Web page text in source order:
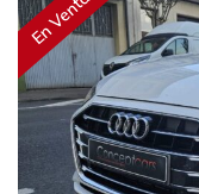
En Venta